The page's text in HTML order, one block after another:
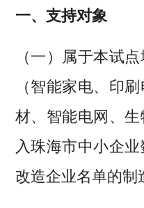
一、支持对象
（一）属于本试
（智能家电、印
材、智能电网、
入珠海市中小企
改造企业名单的制